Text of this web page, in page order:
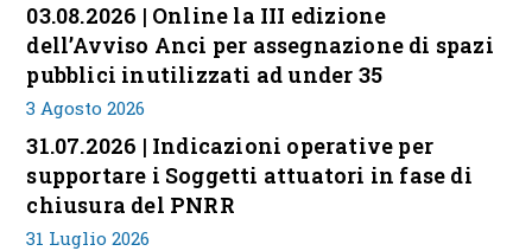
03.08.2026 | Online la III edizione
dell’Avviso Anci per assegnazione di spazi
pubblici inutilizzati ad under 35
3 Agosto 2026
31.07.2026 | Indicazioni operative per
supportare i Soggetti attuatori in fase di
chiusura del PNRR
31 Luglio 2026